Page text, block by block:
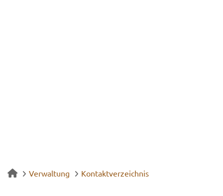
Verwaltung Kontaktverzeichnis